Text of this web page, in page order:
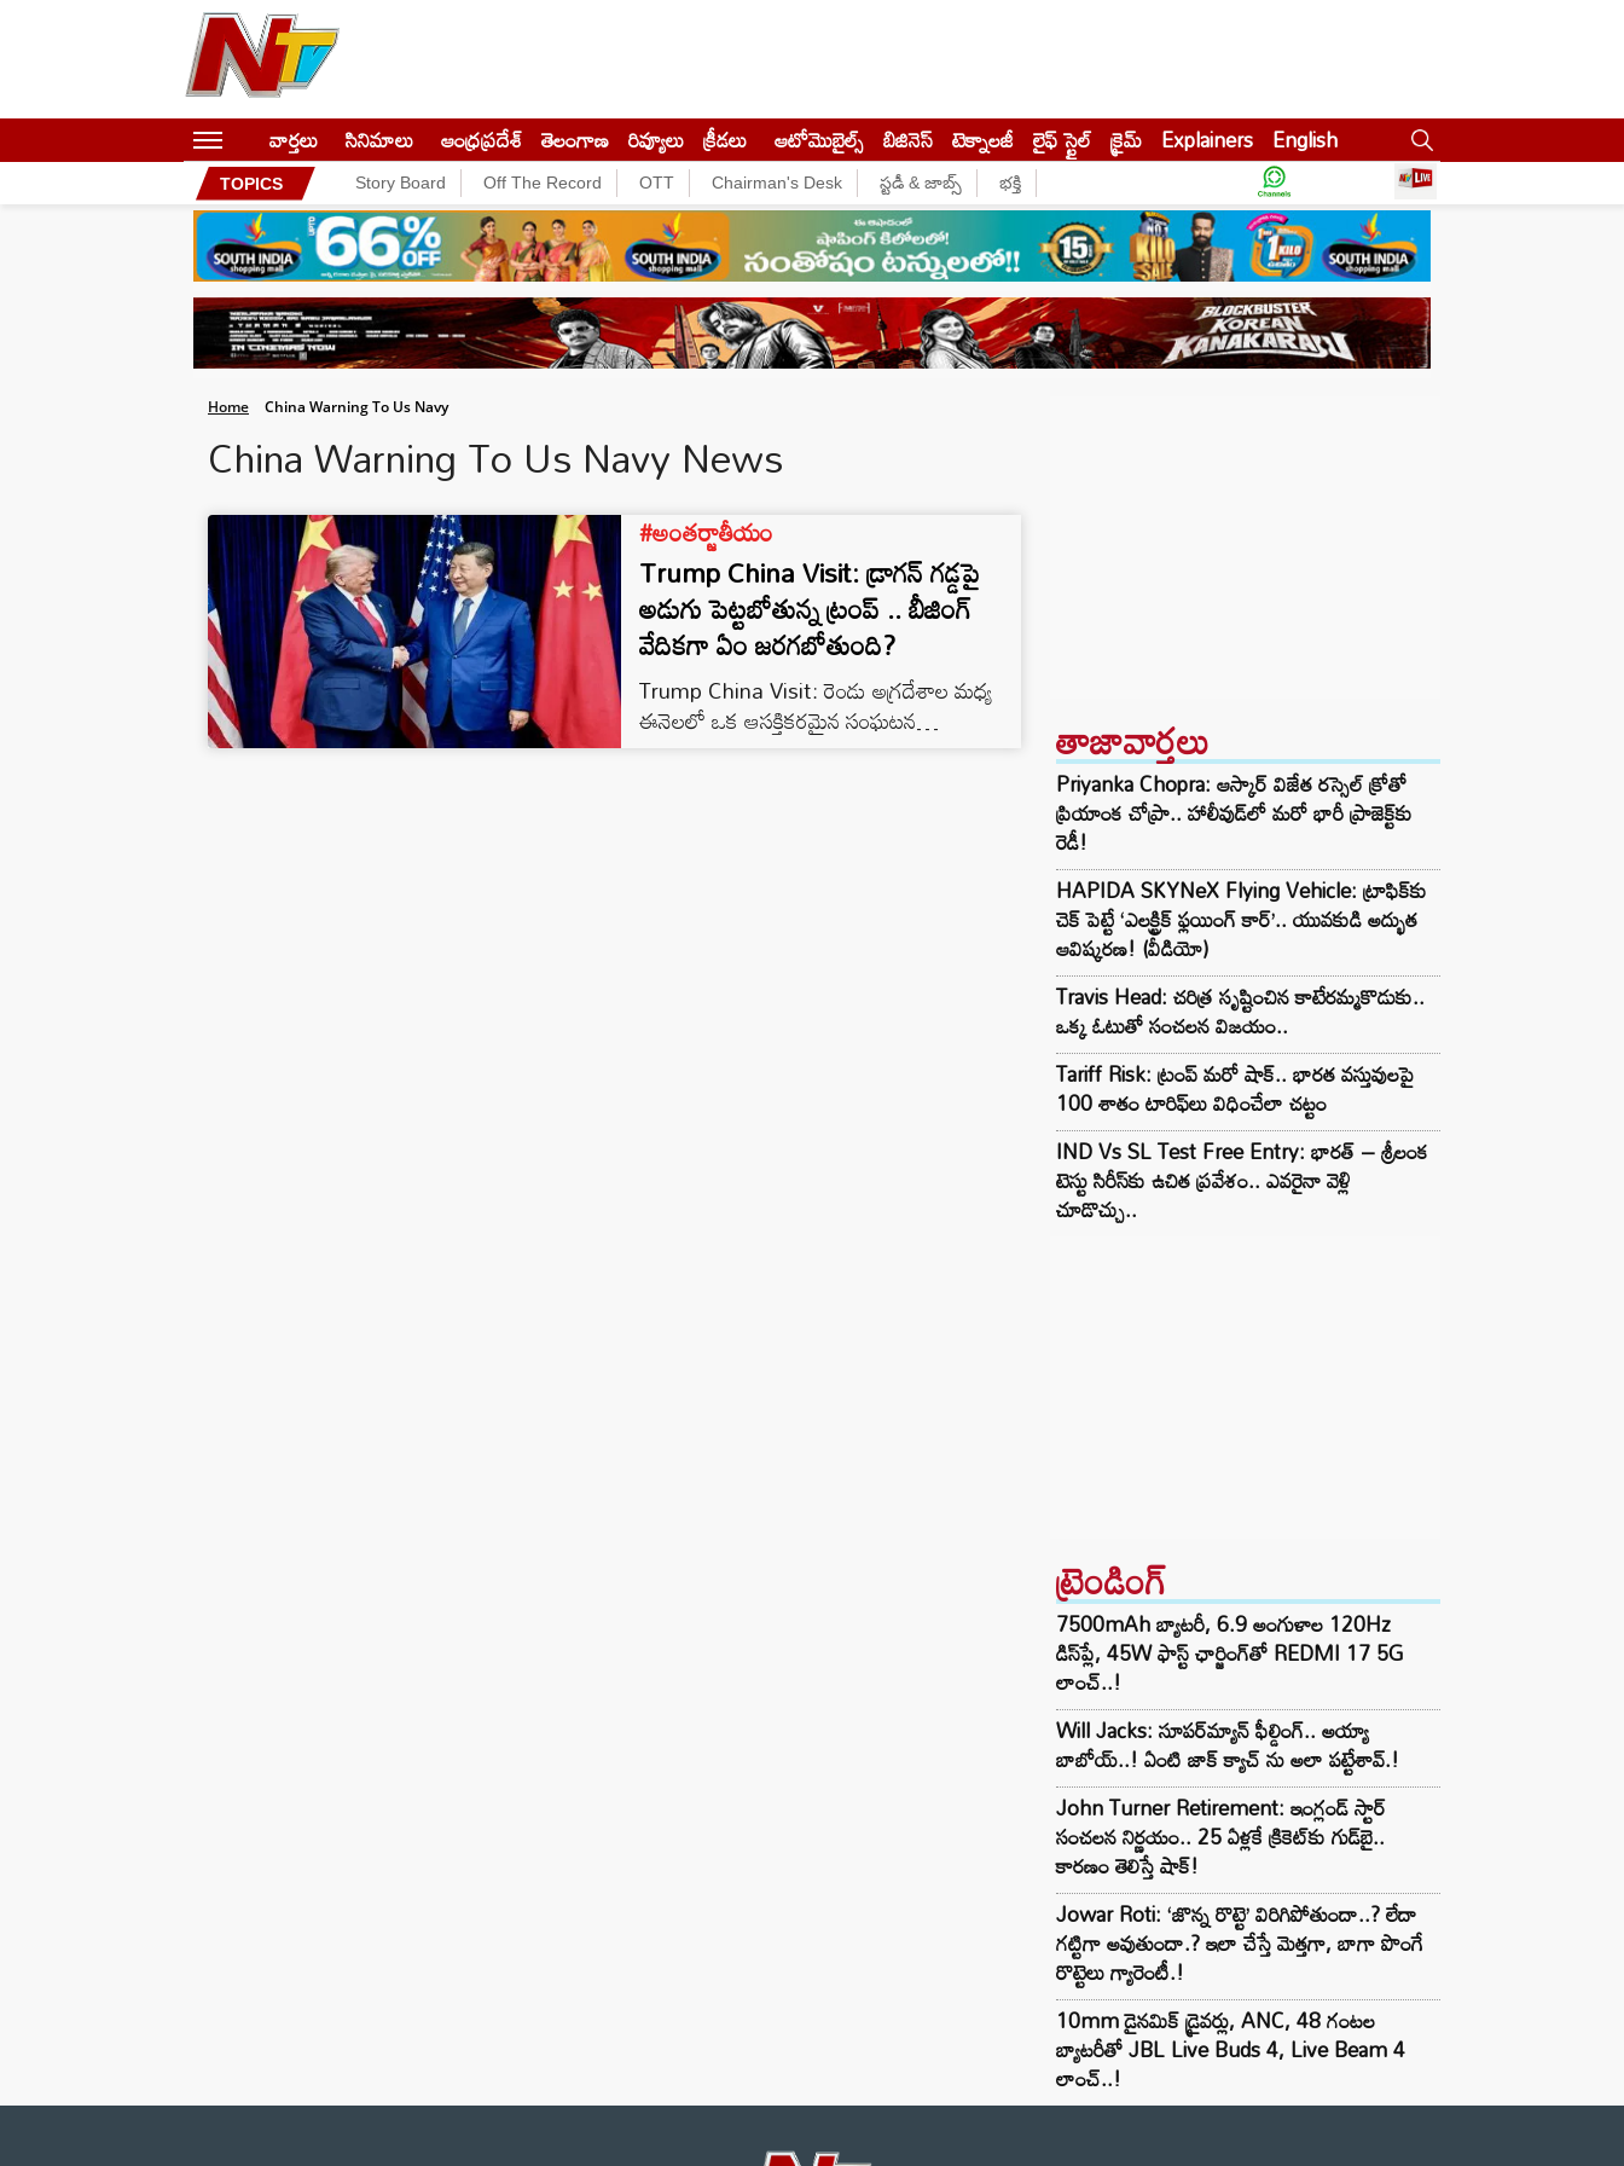
వార్తలు సినిమాలు ఆంధ్రప్రదేశ్ తెలంగాణ రివ్యూలు క్రీడలు ఆటోమొబైల్స్ బిజినెస్‌ టెక్నాలజీ లైఫ్ స్టైల్ క్రైమ్ Explainers English
TOPICS Story Board Off The Record OTT Chairman's Desk స్టడీ & జాబ్స్ భక్తి
Home China Warning To Us Navy
China Warning To Us Navy News
#అంతర్జాతీయం
Trump China Visit: డ్రాగన్ గడ్డపై
అడుగు పెట్టబోతున్న ట్రంప్ .. బీజింగ్
వేదికగా ఏం జరగబోతుంది?
Trump China Visit: రెండు అగ్రదేశాల మధ్య
ఈనెలలో ఒక ఆసక్తికరమైన సంఘటన తాజావార్తలు
Priyanka Chopra: ఆస్కార్ విజేత రస్సెల్ క్రోతో
ప్రియాంక చోప్రా.. హాలీవుడ్‌లో మరో భారీ ప్రాజెక్ట్‌కు
రెడీ!
HAPIDA SKYNeX Flying Vehicle: ట్రాఫిక్‌కు
చెక్ పెట్టే ‘ఎలక్ట్రిక్ ఫ్లయింగ్ కార్’.. యువకుడి అద్భుత
ఆవిష్కరణ! (వీడియో)
Travis Head: చరిత్ర సృష్టించిన కాటేరమ్మకొడుకు..
ఒక్క ఓటుతో సంచలన విజయం..
Tariff Risk: ట్రంప్ మరో షాక్.. భారత వస్తువులపై
100 శాతం టారిఫ్‌లు విధించేలా చట్టం
IND Vs SL Test Free Entry: భారత్ – శ్రీలంక
టెస్టు సిరీస్‌కు ఉచిత ప్రవేశం.. ఎవరైనా వెళ్లి
చూడొచ్చు..
ట్రెండింగ్‌
7500mAh బ్యాటరీ, 6.9 అంగుళాల 120Hz
డిస్‌ప్లే, 45W ఫాస్ట్ ఛార్జింగ్‌తో REDMI 17 5G
లాంచ్..!
Will Jacks: సూపర్‌మ్యాన్ ఫీల్డింగ్.. అయ్యా
బాబోయ్..! ఏంటి జాక్ క్యాచ్ ను అలా పట్టేశావ్.!
John Turner Retirement: ఇంగ్లండ్ స్టార్
సంచలన నిర్ణయం.. 25 ఏళ్లకే క్రికెట్‌కు గుడ్‌బై..
కారణం తెలిస్తే షాక్!
Jowar Roti: ‘జొన్న రొట్టె’ విరిగిపోతుందా..? లేదా
గట్టిగా అవుతుందా.? ఇలా చేస్తే మెత్తగా, బాగా పొంగే
రొట్టెలు గ్యారెంటీ.!
10mm డైనమిక్ డ్రైవర్లు, ANC, 48 గంటల
బ్యాటరీతో JBL Live Buds 4, Live Beam 4
లాంచ్..!